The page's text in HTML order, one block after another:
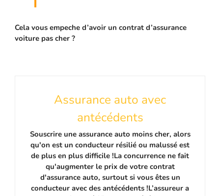
Cela vous empeche d’avoir un contrat d’assurance
voiture pas cher ?
Assurance auto avec
antécédents
Souscrire une assurance auto moins cher, alors
qu'on est un conducteur résilié ou malussé est
de plus en plus difficile !La concurrence ne fait
qu'augmenter le prix de votre contrat
d'assurance auto, surtout si vous êtes un
conducteur avec des antécédents !L’assureur a